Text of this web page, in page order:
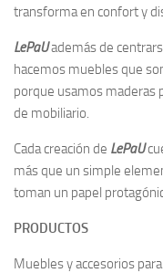
transforma en confort y
LePaUademás de
hacemos muebles que
porque usamos maderas
de mobiliario.
Cada creación de LePaU
más que un simple
toman un papel
PRODUCTOS
Muebles y accesorios